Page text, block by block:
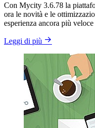
Con Mycity 3.6.78 la
ora le novità e le
esperienza ancora più
Leggi di più